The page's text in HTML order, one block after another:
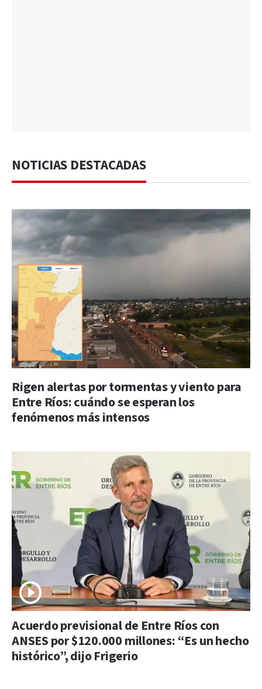
NOTICIAS DESTACADAS
Rigen alertas por tormentas y viento para
Entre Ríos: cuándo se esperan los
fenómenos más intensos
Acuerdo previsional de Entre Ríos con
ANSES por $120.000 millones: “Es un hecho
histórico”, dijo Frigerio